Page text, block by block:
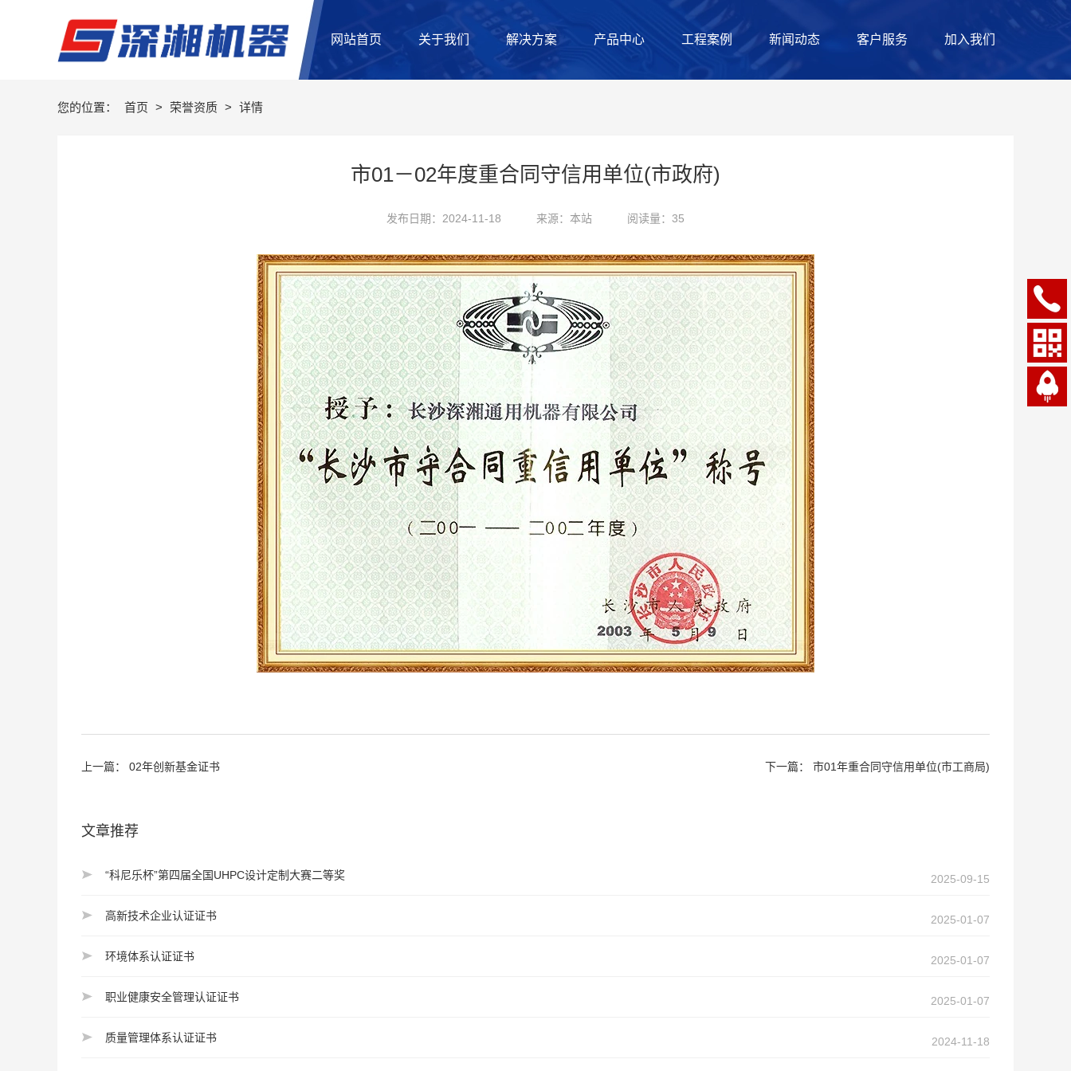
网站首页 关于我们 解决方案 产品中心 工程案例 新闻动态 客户服务 加入我们
您的位置： 首页 > 荣誉资质 > 详情
市01－02年度重合同守信用单位(市政府)
发布日期：2024-11-18 来源：本站 阅读量：35
上一篇： 02年创新基金证书 下一篇： 市01年重合同守信用单位(市工商局)
文章推荐
“科尼乐杯”第四届全国UHPC设计定制大赛二等奖 2025-09-15
高新技术企业认证证书 2025-01-07
环境体系认证证书 2025-01-07
职业健康安全管理认证证书 2025-01-07
质量管理体系认证证书 2024-11-18